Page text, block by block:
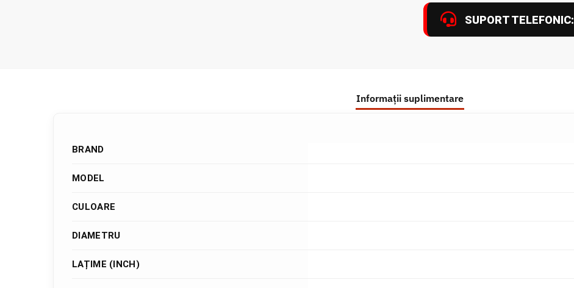
SUPORT TELEFONIC:
Informații suplimentare
BRAND
MODEL
CULOARE
DIAMETRU
LAȚIME (INCH)